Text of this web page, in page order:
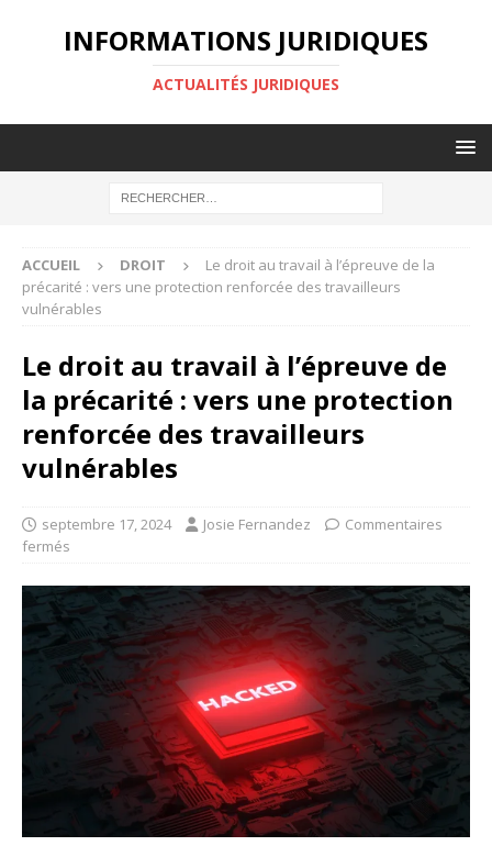
INFORMATIONS JURIDIQUES
ACTUALITÉS JURIDIQUES
ACCUEIL DROIT
Le droit au travail à l’épreuve de la
précarité : vers une protection renforcée des travailleurs
vulnérables
Le droit au travail à l’épreuve de
la précarité : vers une protection
renforcée des travailleurs
vulnérables
septembre 17, 2024 Josie Fernandez
Commentaires
fermés